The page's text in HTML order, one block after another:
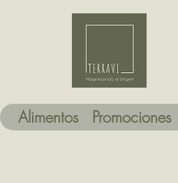
Alimentos Promociones